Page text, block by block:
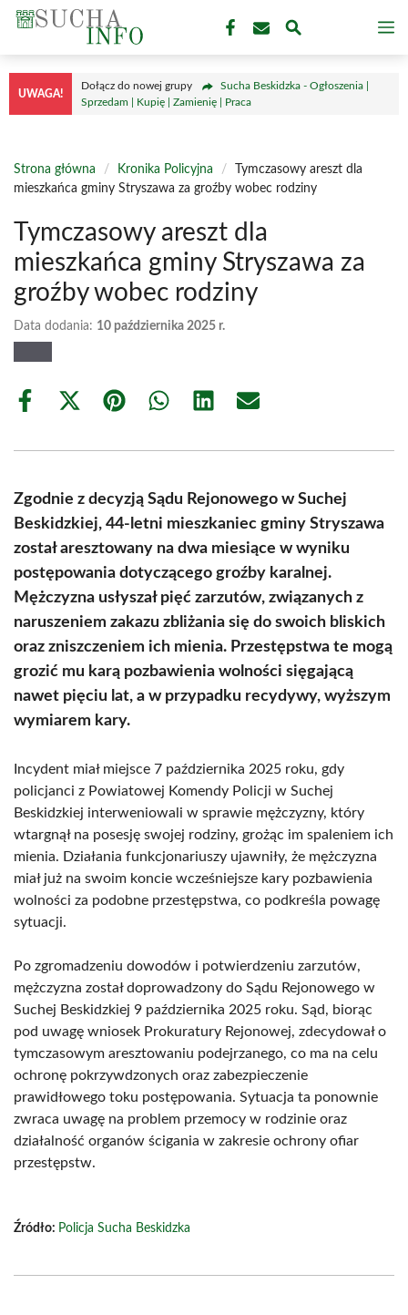
Przejdź
treści
UWAGA!
Dołącz do nowej grupy
Sucha Beskidzka - Ogłoszenia |
Sprzedam | Kupię | Zamienię | Praca
Strona główna / Kronika Policyjna /
Tymczasowy areszt dla
mieszkańca gminy Stryszawa za groźby wobec rodziny
Tymczasowy areszt dla
mieszkańca gminy Stryszawa za
groźby wobec rodziny
Data dodania: 10 października 2025 r.
Share
Share
(Twitter)
Share Share Share Share
Zgodnie z decyzją Sądu Rejonowego w Suchej
Beskidzkiej, 44-letni mieszkaniec gminy Stryszawa
został aresztowany na dwa miesiące w wyniku
postępowania dotyczącego groźby karalnej.
Mężczyzna usłyszał pięć zarzutów, związanych z
naruszeniem zakazu zbliżania się do swoich bliskich
oraz zniszczeniem ich mienia. Przestępstwa te mogą
grozić mu karą pozbawienia wolności sięgającą
nawet pięciu lat, a w przypadku recydywy, wyższym
wymiarem kary.
Incydent miał miejsce 7 października 2025 roku, gdy
policjanci z Powiatowej Komendy Policji w Suchej
Beskidzkiej interweniowali w sprawie mężczyzny, który
wtargnął na posesję swojej rodziny, grożąc im spaleniem ich
mienia. Działania funkcjonariuszy ujawniły, że mężczyzna
miał już na swoim koncie wcześniejsze kary pozbawienia
wolności za podobne przestępstwa, co podkreśla powagę
sytuacji.
Po zgromadzeniu dowodów i potwierdzeniu zarzutów,
mężczyzna został doprowadzony do Sądu Rejonowego w
Suchej Beskidzkiej 9 października 2025 roku. Sąd, biorąc
pod uwagę wniosek Prokuratury Rejonowej, zdecydował o
tymczasowym aresztowaniu podejrzanego, co ma na celu
ochronę pokrzywdzonych oraz zabezpieczenie
prawidłowego toku postępowania. Sytuacja ta ponownie
zwraca uwagę na problem przemocy w rodzinie oraz
działalność organów ścigania w zakresie ochrony ofiar
przestępstw.
Źródło: Policja Sucha Beskidzka